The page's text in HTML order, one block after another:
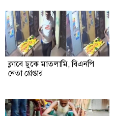
ক্লাবে ঢুকে মাতলামি, বিএনপি
নেতা গ্রেপ্তার